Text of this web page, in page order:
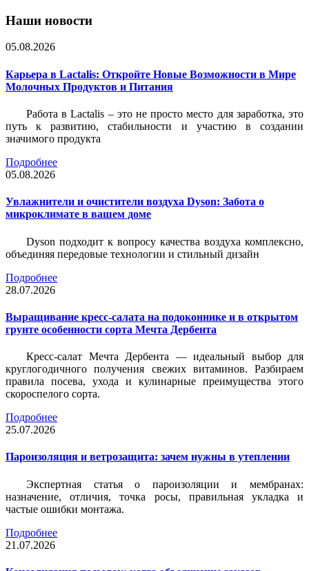
Наши новости
05.08.2026
Карьера в Lactalis: Откройте Новые Возможности в Мире
Молочных Продуктов и Питания
Работа в Lactalis – это не просто место для заработка, это
путь к развитию, стабильности и участию в создании
значимого продукта
Подробнее
05.08.2026
Увлажнители и очистители воздуха Dyson: Забота о
микроклимате в вашем доме
Dyson подходит к вопросу качества воздуха комплексно,
объединяя передовые технологии и стильный дизайн
Подробнее
28.07.2026
Выращивание кресс-салата на подоконнике и в открытом
грунте особенности сорта Мечта Дербента
Кресс-салат Мечта Дербента — идеальный выбор для
круглогодичного получения свежих витаминов. Разбираем
правила посева, ухода и кулинарные преимущества этого
скороспелого сорта.
Подробнее
25.07.2026
Пароизоляция и ветрозащита: зачем нужны в утеплении
Экспертная статья о пароизоляции и мембранах:
назначение, отличия, точка росы, правильная укладка и
частые ошибки монтажа.
Подробнее
21.07.2026